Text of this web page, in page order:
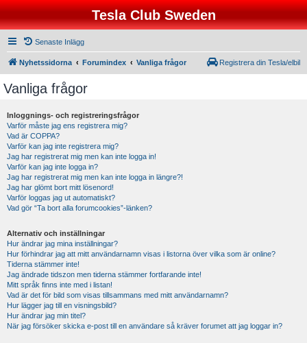
Tesla Club Sweden
Senaste Inlägg
Nyhetssidorna Forumindex Vanliga frågor Registrera din Tesla/elbil
Vanliga frågor
Inloggnings- och registreringsfrågor
Varför måste jag ens registrera mig?
Vad är COPPA?
Varför kan jag inte registrera mig?
Jag har registrerat mig men kan inte logga in!
Varför kan jag inte logga in?
Jag har registrerat mig men kan inte logga in längre?!
Jag har glömt bort mitt lösenord!
Varför loggas jag ut automatiskt?
Vad gör “Ta bort alla forumcookies”-länken?
Alternativ och inställningar
Hur ändrar jag mina inställningar?
Hur förhindrar jag att mitt användarnamn visas i listorna över vilka som är online?
Tiderna stämmer inte!
Jag ändrade tidszon men tiderna stämmer fortfarande inte!
Mitt språk finns inte med i listan!
Vad är det för bild som visas tillsammans med mitt användarnamn?
Hur lägger jag till en visningsbild?
Hur ändrar jag min titel?
När jag försöker skicka e-post till en användare så kräver forumet att jag loggar in?